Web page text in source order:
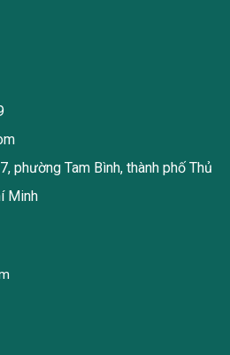
phường Tam Bình, thành phố Thủ
Minh